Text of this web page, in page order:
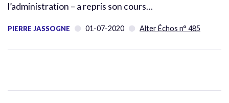
l’administration – a repris son cours…
PIERRE JASSOGNE 01-07-2020 Alter Échos n° 485